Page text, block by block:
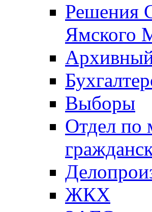
Решения
Ямского
Выборы
Отдел по
ЖКХ